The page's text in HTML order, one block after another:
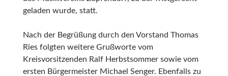
geladen wurde, statt.
Nach der Begrüßung durch den Vorstand Thomas
Ries folgten weitere Grußworte vom
Kreisvorsitzenden Ralf Herbstsommer sowie vom
ersten Bürgermeister Michael Senger. Ebenfalls zu